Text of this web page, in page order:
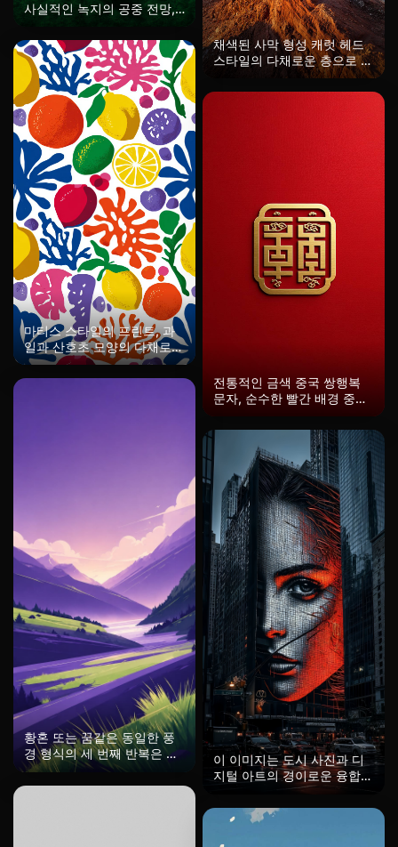
사실적인 녹지의 공중 전망,
들판을 가로질러 걷고 있는
흰 양 떼, 질감 있는 잔디 위
에 드리워진 긴 극적인 그림
자, 서정적인 구성, 부드러운
아침 빛, 높은 대비, 4K.
채색된 사막 형성 캐럿 헤드
스타일의 다채로운 층으로 된
암석 형성, 유타 사막, 황금빛
일몰, 극적인 그림자, 와이드
마티스 스타일의 프린트, 과
일과 산호초 모양의 다채로운
패턴, 흰색 배경, 다채롭고 원
활한 디자인, 앙리 마티스 스
전통적인 금색 중국 쌍행복
문자, 순수한 빨간 배경 중앙
에 배치되어 단순함과 기쁨을
구현하고 있습니다.
황혼 또는 꿈같은 동일한 풍
경 형식의 세 번째 반복은 이
제 다른 세계의 보라색과 녹
색 팔레트 속에서 헤엄치고
이 이미지는 도시 사진과 디
지털 아트의 경이로운 융합을
보여주며, 사이버펑크와 네오
느와르의 미학이 결합되어 있
습니다. 구성은 고층 빌딩에